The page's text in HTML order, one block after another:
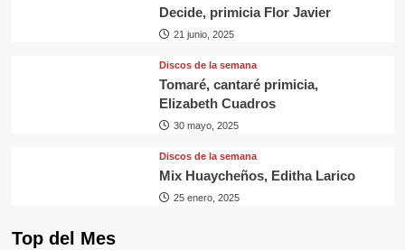
Decide, primicia Flor Javier
21 junio, 2025
Discos de la semana
Tomaré, cantaré primicia,
Elizabeth Cuadros
30 mayo, 2025
Discos de la semana
Mix Huaycheños, Editha Larico
25 enero, 2025
Top del Mes